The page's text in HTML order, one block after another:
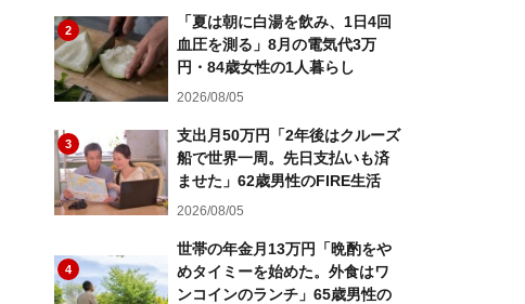
2
「夏は朝に白湯を飲み、1日4回
血圧を測る」8月の電気代3万
円・84歳女性の1人暮らし
2026/08/05
3
支出月50万円「2年後はクルーズ
船で世界一周。先日支払いも済
ませた」62歳男性のFIRE生活
2026/08/05
4
世帯の年金月13万円「晩酌をや
めタイミーを始めた。外食はワ
ンコインのランチ」65歳男性の